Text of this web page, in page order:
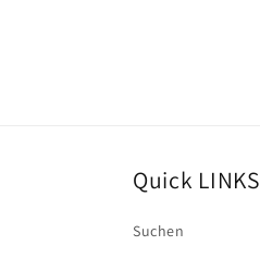
Quick LINKS
Suchen